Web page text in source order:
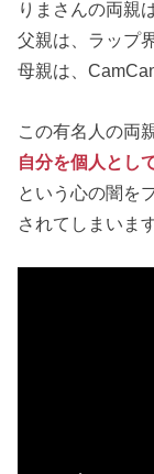
りまさんの両親
父親は、ラップ
母親は、
この有名人の両
自分を個人とし
という心の闇を
されてしまいます